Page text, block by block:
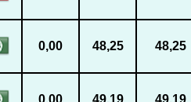
0,00 48,25 48,25
0,00 49,19 49,19